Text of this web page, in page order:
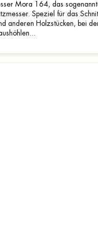
Mora 164, das
Speziel für das
anderen Holzstücken, bei